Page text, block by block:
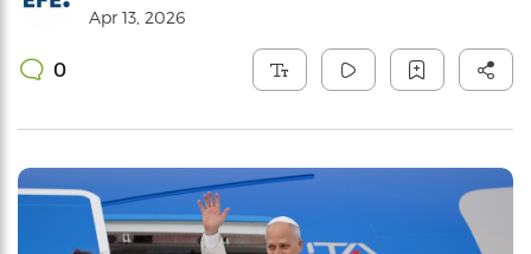
Apr 13, 2026
0